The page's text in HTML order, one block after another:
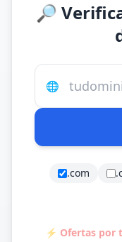
🔎
🌐
.com
⚡ Ofertas por